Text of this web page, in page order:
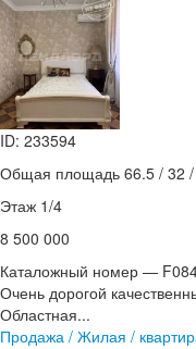
ID: 233594
Общая площадь 66.5 / 32
Этаж 1/4
8 500 000
Каталожный номер —
Очень дорогой
Областная...
Продажа / Жилая /